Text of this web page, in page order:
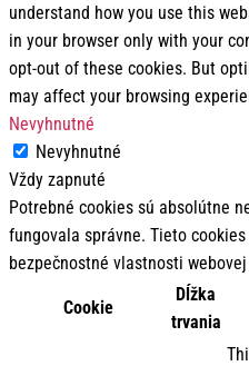
understand how you use this
in your browser only with your
opt-out of these cookies. But
may affect your browsing
Nevyhnutné
Nevyhnutné
Vždy zapnuté
Potrebné cookies sú absolútne
fungovala správne. Tieto
bezpečnostné vlastnosti
Cookie
Dĺžka
trvania